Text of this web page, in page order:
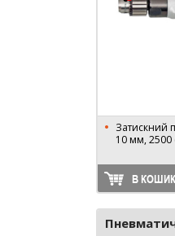
Затискний
10 мм, 2500
В КОШИК